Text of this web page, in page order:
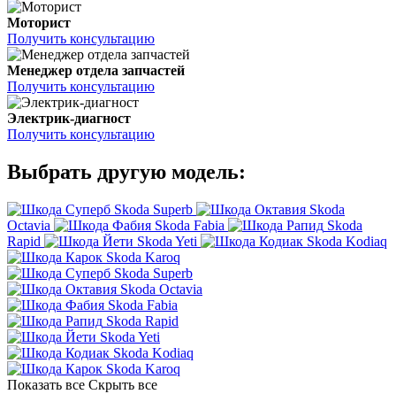
Моторист
Получить консультацию
Менеджер отдела запчастей
Получить консультацию
Электрик-диагност
Получить консультацию
Выбрать другую модель:
Skoda Superb
Skoda
Octavia
Skoda Fabia
Skoda
Rapid
Skoda Yeti
Skoda Kodiaq
Skoda Karoq
Skoda Superb
Skoda Octavia
Skoda Fabia
Skoda Rapid
Skoda Yeti
Skoda Kodiaq
Skoda Karoq
Показать все Скрыть все